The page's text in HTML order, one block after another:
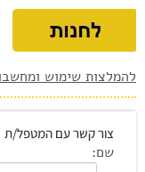
היכן להשיג
מרכז המטפלים
מרכז המידע
להמלצות שימוש
צור קשר עם המטפל/ת
שם: